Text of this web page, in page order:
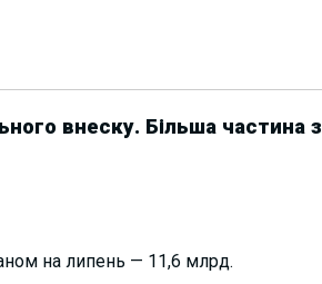
внеску. Більша частина з
на липень — 11,6 млрд.